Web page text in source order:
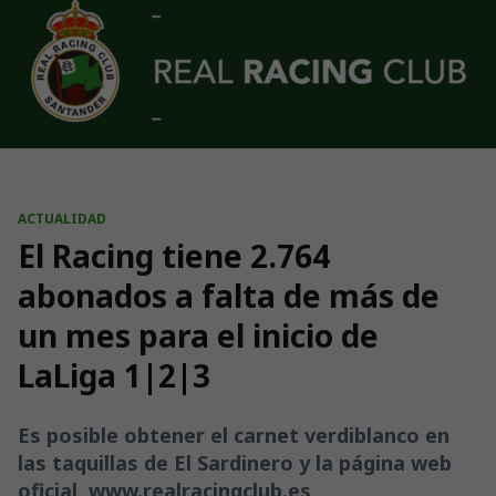
Skip to main content
ACTUALIDAD
El Racing tiene 2.764
abonados a falta de más de
un mes para el inicio de
LaLiga 1|2|3
Es posible obtener el carnet verdiblanco en
las taquillas de El Sardinero y la página web
oficial, www.realracingclub.es